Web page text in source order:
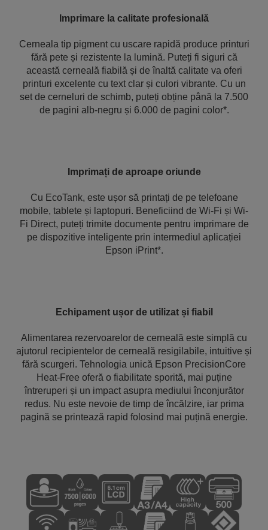
Imprimare la calitate profesională
Cerneala tip pigment cu uscare rapidă produce printuri
fără pete și rezistente la lumină. Puteți fi siguri că
această cerneală fiabilă și de înaltă calitate va oferi
printuri excelente cu text clar și culori vibrante. Cu un
set de cerneluri de schimb, puteți obține până la 7.500
de pagini alb-negru și 6.000 de pagini color*.
Imprimați de aproape oriunde
Cu EcoTank, este ușor să printați de pe telefoane
mobile, tablete și laptopuri. Beneficiind de Wi-Fi și Wi-
Fi Direct, puteți trimite documente pentru imprimare de
pe dispozitive inteligente prin intermediul aplicației
Epson iPrint*.
Echipament ușor de utilizat și fiabil
Alimentarea rezervoarelor de cerneală este simplă cu
ajutorul recipientelor de cerneală resigilabile, intuitive și
fără scurgeri. Tehnologia unică Epson PrecisionCore
Heat-Free oferă o fiabilitate sporită, mai puține
întreruperi și un impact asupra mediului înconjurător
redus. Nu este nevoie de timp de încălzire, iar prima
pagină se printează rapid folosind mai puțină energie.